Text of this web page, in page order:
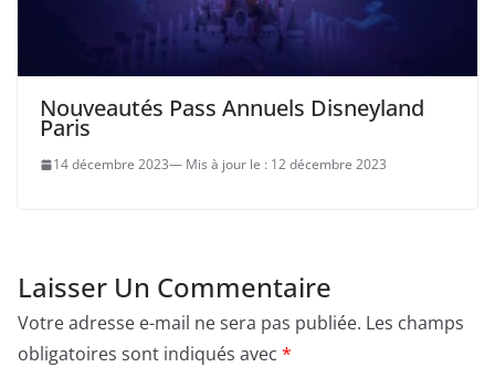
Nouveautés Pass Annuels Disneyland
Paris
14 décembre 2023 12 décembre 2023
Laisser Un Commentaire
Votre adresse e-mail ne sera pas publiée. Les champs
obligatoires sont indiqués avec *